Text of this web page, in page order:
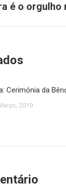
Próximo
é o orgulho
Cerimónia da
2019